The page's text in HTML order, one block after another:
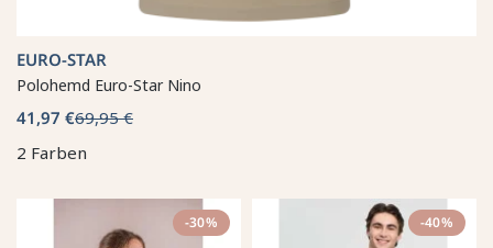
EURO-STAR
Polohemd Euro-Star Nino
41,97 €69,95 €
2 Farben
-30% -40%